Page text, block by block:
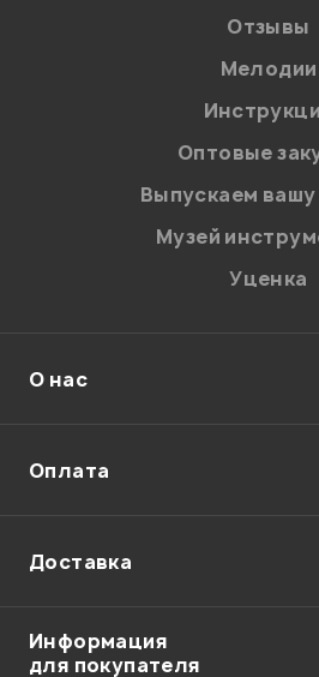
на обработку
Политикой в
персональных данных.
Введите проверочное
Отправить
Отзывы
Мелодии
Оптовые
Выпускаем
Музей
Уценка
О нас
Оплата
Доставка
Информация
для покупателя